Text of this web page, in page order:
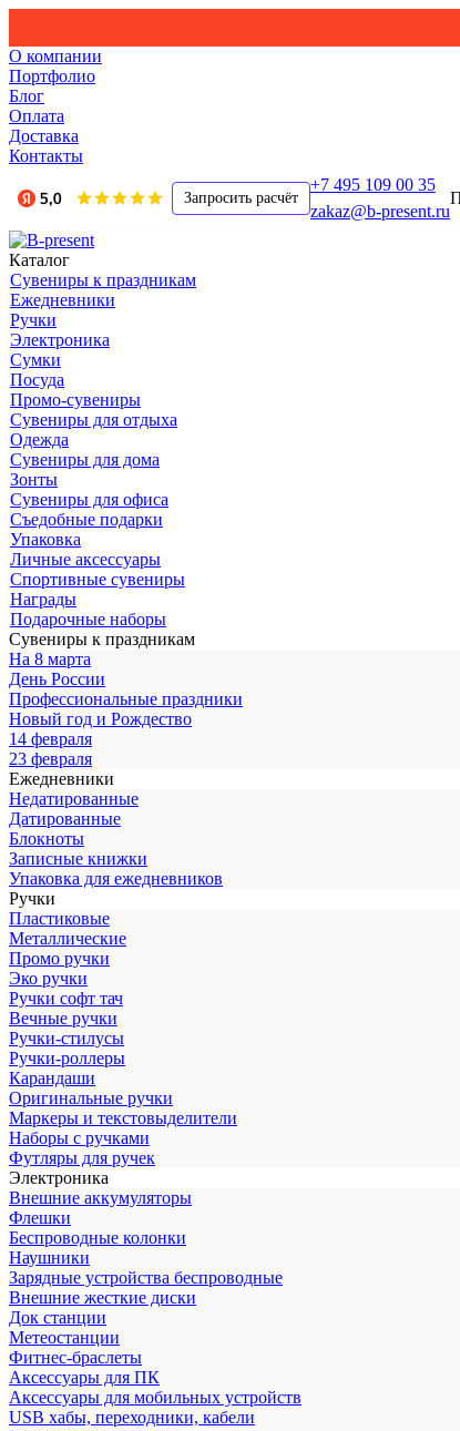
О компании
Портфолио
Блог
Оплата
Доставка
Контакты
Запросить расчёт
+7 495 109 00 35
zakaz@b-present.ru
Каталог
Сувениры к праздникам
Ежедневники
Ручки
Электроника
Сумки
Посуда
Промо-сувениры
Сувениры для отдыха
Одежда
Сувениры для дома
Зонты
Сувениры для офиса
Съедобные подарки
Упаковка
Личные аксессуары
Спортивные сувениры
Награды
Подарочные наборы
Сувениры к праздникам
На 8 марта
День России
Профессиональные праздники
Новый год и Рождество
14 февраля
23 февраля
Ежедневники
Недатированные
Датированные
Блокноты
Записные книжки
Упаковка для ежедневников
Ручки
Пластиковые
Металлические
Промо ручки
Эко ручки
Ручки софт тач
Вечные ручки
Ручки-стилусы
Ручки-роллеры
Карандаши
Оригинальные ручки
Маркеры и текстовыделители
Наборы с ручками
Футляры для ручек
Электроника
Внешние аккумуляторы
Флешки
Беспроводные колонки
Наушники
Зарядные устройства беспроводные
Внешние жесткие диски
Док станции
Метеостанции
Фитнес-браслеты
Аксессуары для ПК
Аксессуары для мобильных устройств
USB хабы, переходники, кабели